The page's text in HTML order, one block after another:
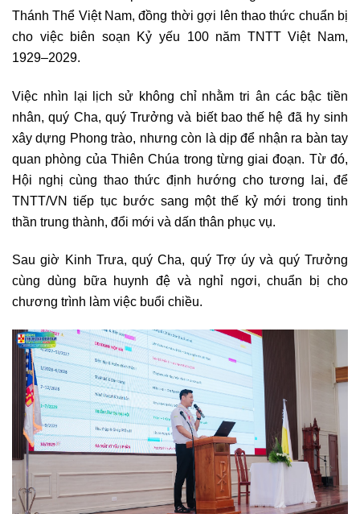
Thánh Thể Việt Nam, đồng thời gợi lên thao thức chuẩn bị
cho việc biên soạn Kỷ yếu 100 năm TNTT Việt Nam,
1929–2029.
Việc nhìn lại lịch sử không chỉ nhằm tri ân các bậc tiền
nhân, quý Cha, quý Trưởng và biết bao thế hệ đã hy sinh
xây dựng Phong trào, nhưng còn là dịp để nhận ra bàn tay
quan phòng của Thiên Chúa trong từng giai đoạn. Từ đó,
Hội nghị cùng thao thức định hướng cho tương lai, để
TNTT/VN tiếp tục bước sang một thế kỷ mới trong tinh
thần trung thành, đổi mới và dấn thân phục vụ.
Sau giờ Kinh Trưa, quý Cha, quý Trợ úy và quý Trưởng
cùng dùng bữa huynh đệ và nghỉ ngơi, chuẩn bị cho
chương trình làm việc buổi chiều.